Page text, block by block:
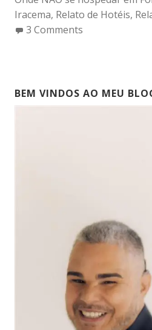
Iracema, Relato de Hotéis,
3 Comments
BEM VINDOS AO MEU